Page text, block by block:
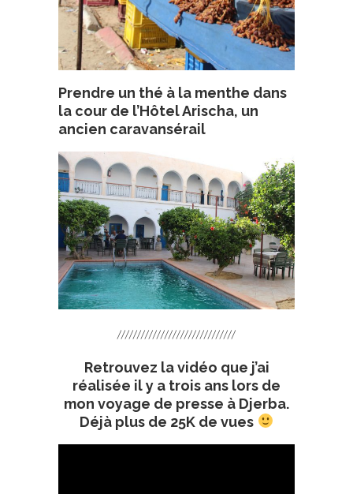
Prendre un thé à la menthe dans
la cour de l’Hôtel Arischa, un
ancien caravansérail
//////////////////////////////
Retrouvez la vidéo que j’ai
réalisée il y a trois ans lors de
mon voyage de presse à Djerba.
Déjà plus de 25K de vues